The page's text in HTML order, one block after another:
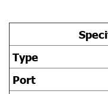
Type
Port